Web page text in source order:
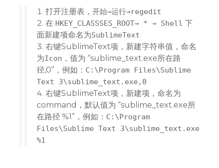
打开注册表， 开始→运行→regedit
在 HKEY_CLASSSES_ROOT→ * → Shell 下
面新建项命名为SublimeText
右键SublimeText项，新建字符串值，命名
为Icon ，值为 “sublime_text.exe所在路
径,0”，例如： C:\Program Files\Sublime
Text 3\sublime_text.exe,0
右键SublimeText项，新建项，命名为
command，默认值为 “sublime_text.exe所
在路径 %1”，例如： C:\Program
Files\Sublime Text 3\sublime_text.exe
%1